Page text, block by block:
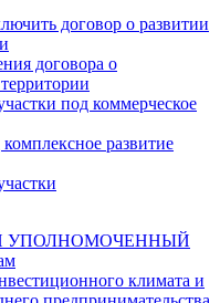
договор о развитии
договора о
под коммерческое
развитие
УПОЛНОМОЧЕННЫЙ
климата и